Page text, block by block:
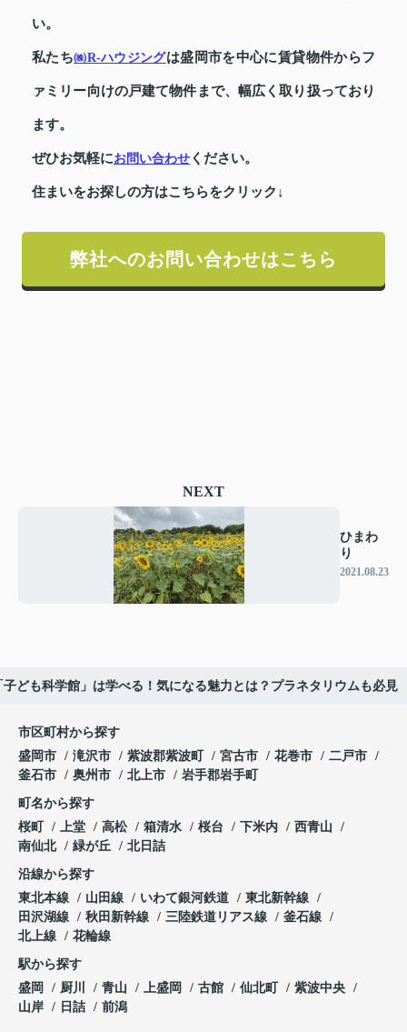
い。
私たち㈱R-ハウジングは盛岡市を中心に賃貸物件からフ
ァミリー向けの戸建て物件まで、幅広く取り扱っており
ます。
ぜひお気軽にお問い合わせ ください。
住まいをお探しの方はこちらをクリック↓
弊社へのお問い合わせはこちら
NEXT
ひまわ
り
2021.08.23
子ども科学館」は学べる！気になる魅力とは？プラネタリウムも必見
市区町村から探す
盛岡市
滝沢市 紫波郡紫波町 宮古市 花巻市
二戸市
釜石市
奥州市 北上市 岩手郡岩手町
町名から探す
桜町
上堂 高松 箱清水 桜台 下米内
西青山
南仙北
緑が丘 北日詰
沿線から探す
東北本線
山田線 いわて銀河鉄道
東北新幹線
田沢湖線
秋田新幹線 三陸鉄道リアス線
釜石線
北上線
花輪線
駅から探す
盛岡
厨川 青山 上盛岡 古館 仙北町
紫波中央
山岸
日詰 前潟